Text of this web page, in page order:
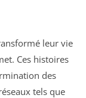
leur vie
Ces histoires
des
tels que